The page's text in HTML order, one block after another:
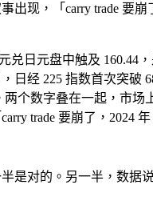
出现，「carry trade 要崩
兑日元盘中触及 160.44
日经 225 指数首次突破
两个数字叠在一起，市场
trade 要崩了，2024
是对的。另一半，数据